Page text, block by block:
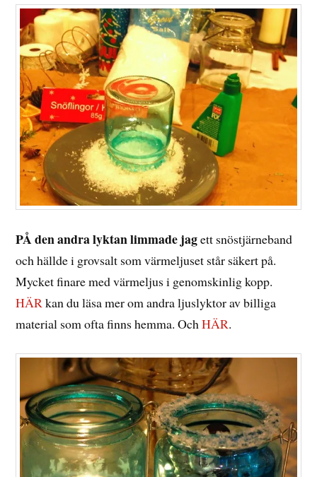
PÅ den andra lyktan limmade jagett snöstjärneband
och hällde i grovsalt som värmeljuset står säkert på.
Mycket finare med värmeljus i genomskinlig kopp.
HÄRkan du läsa mer om andra ljuslyktor av billiga
material som ofta finns hemma. OchHÄR.